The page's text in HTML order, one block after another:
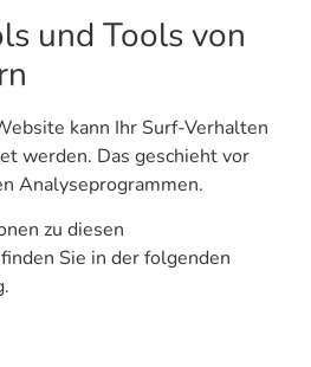
und Tools von
kann Ihr Surf-Verhalten
werden. Das geschieht vor
Analyseprogrammen.
zu diesen
Sie in der folgenden